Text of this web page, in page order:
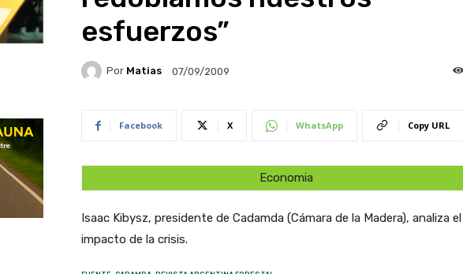
esfuerzos”
Por Matias 07/09/2009
Facebook X WhatsApp Copy URL
Economia
Isaac Kibysz, presidente de Cadamda (Cámara de la Madera), analiza el
impacto de la crisis.